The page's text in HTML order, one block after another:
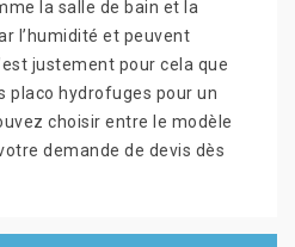
la salle de bain et la
l’humidité et peuvent
justement pour cela que
placo hydrofuges pour un
choisir entre le modèle
demande de devis dès